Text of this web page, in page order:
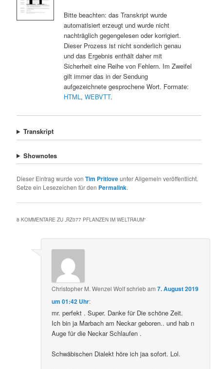
Bitte beachten: das Transkript wurde
automatisiert erzeugt und wurde nicht
nachträglich gegengelesen oder korrigiert.
Dieser Prozess ist nicht sonderlich genau
und das Ergebnis enthält daher mit
Sicherheit eine Reihe von Fehlern. Im Zweifel
gilt immer das in der Sendung
aufgezeichnete gesprochene Wort. Formate:
HTML, WEBVTT.
Transkript
Shownotes
Dieser Eintrag wurde vonTim Pritloveunter Allgemein veröffentlicht.
Setze ein Lesezeichen für den Permalink.
8 KOMMENTARE ZU „ RZ077 PFLANZEN IM WELTRAUM“
Christopher M. Wenzel Wolfschriebam7. August 2019
um 01:42 Uhr:
mr. perfekt . Super. Danke für Die schöne Zeit.
Ich bin ja Marbach am Neckar geboren.. und hab n
Auge für die Neckar Schlaufen .
Schwäbischen Dialekt höre ich jaa sofort. Lol.